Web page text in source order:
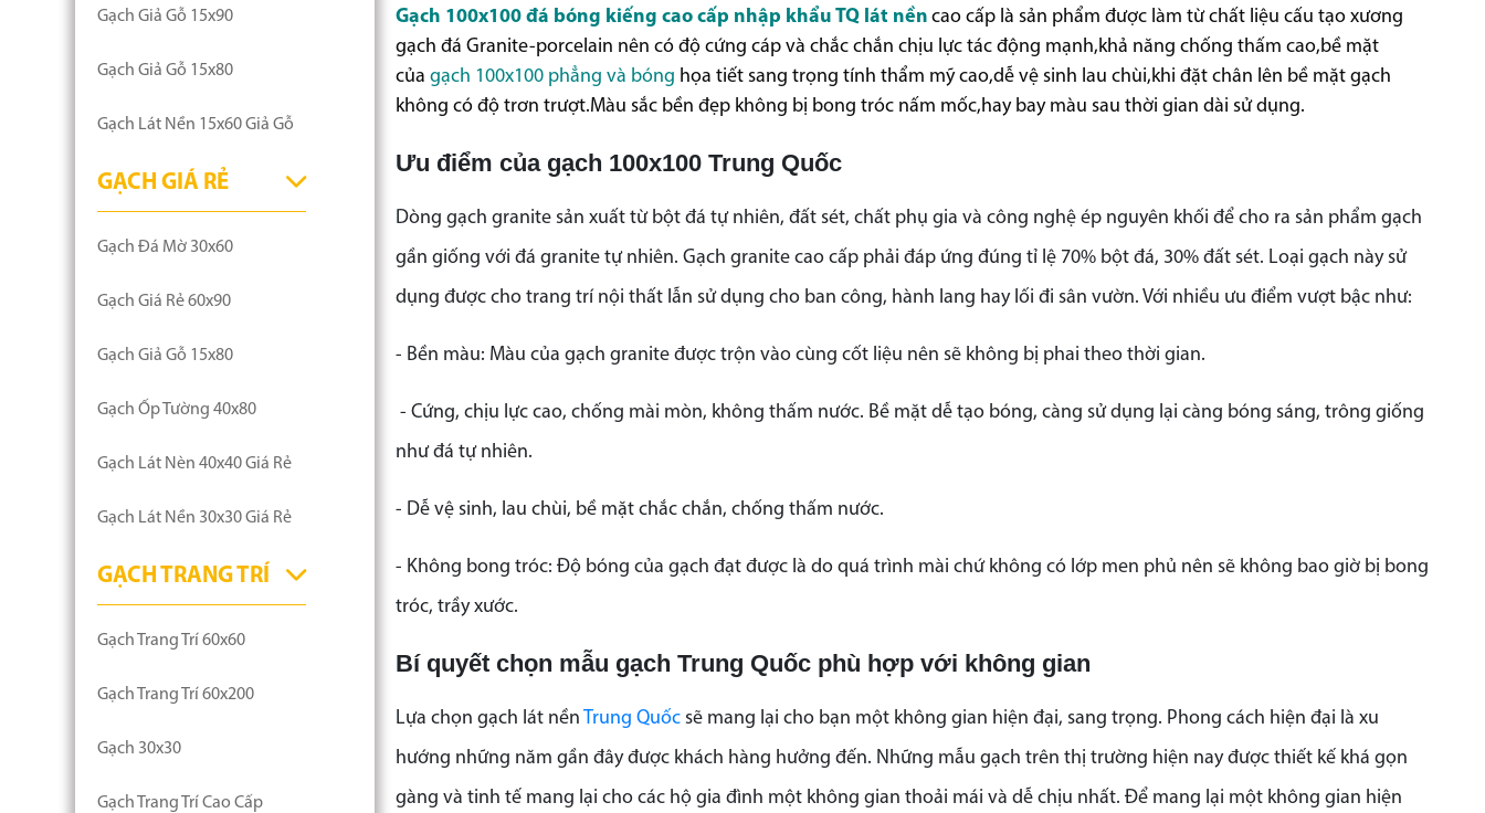
Gạch Giả Gỗ 15x90
Gạch Giả Gỗ 15x80
Gạch Lát Nền 15x60 Giả Gỗ
GẠCH GIÁ RẺ
Gạch Đá Mờ 30x60
Gạch Giá Rẻ 60x90
Gạch Giả Gỗ 15x80
Gạch Ốp Tường 40x80
Gạch Lát Nèn 40x40 Giá Rẻ
Gạch Lát Nền 30x30 Giá Rẻ
GẠCH TRANG TRÍ
Gạch Trang Trí 60x60
Gạch Trang Trí 60x200
Gạch 30x30
Gạch Trang Trí Cao Cấp
Gạch 100x100 đá bóng kiếng cao cấp nhập khẩu TQ lát nền cao cấp là sản phẩm được làm từ chất liệu cấu tạo xương
gạch đá Granite-porcelain nên có độ cứng cáp và chắc chắn chịu lực tác động mạnh,khả năng chống thấm cao,bề mặt
của gạch 100x100 phẳng và bóng họa tiết sang trọng tính thẩm mỹ cao,dễ vệ sinh lau chùi,khi đặt chân lên bề mặt gạch
không có độ trơn trượt.Màu sắc bền đẹp không bị bong tróc nấm mốc,hay bay màu sau thời gian dài sử dụng.
Ưu điểm của gạch 100x100 Trung Quốc
Dòng gạch granite sản xuất từ bột đá tự nhiên, đất sét, chất phụ gia và công nghệ ép nguyên khối để cho ra sản phẩm gạch
gần giống với đá granite tự nhiên. Gạch granite cao cấp phải đáp ứng đúng tỉ lệ 70% bột đá, 30% đất sét. Loại gạch này sử
dụng được cho trang trí nội thất lẫn sử dụng cho ban công, hành lang hay lối đi sân vườn. Với nhiều ưu điểm vượt bậc như:
- Bền màu: Màu của gạch granite được trộn vào cùng cốt liệu nên sẽ không bị phai theo thời gian.
- Cứng, chịu lực cao, chống mài mòn, không thấm nước. Bề mặt dễ tạo bóng, càng sử dụng lại càng bóng sáng, trông giống
như đá tự nhiên.
- Dễ vệ sinh, lau chùi, bề mặt chắc chắn, chống thấm nước.
- Không bong tróc: Độ bóng của gạch đạt được là do quá trình mài chứ không có lớp men phủ nên sẽ không bao giờ bị bong
tróc, trầy xước.
Bí quyết chọn mẫu gạch Trung Quốc phù hợp với không gian
Lựa chọn gạch lát nền Trung Quốc sẽ mang lại cho bạn một không gian hiện đại, sang trọng. Phong cách hiện đại là xu
hướng những năm gần đây được khách hàng hưởng đến. Những mẫu gạch trên thị trường hiện nay được thiết kế khá gọn
gàng và tinh tế mang lại cho các hộ gia đình một không gian thoải mái và dễ chịu nhất. Để mang lại một không gian hiện